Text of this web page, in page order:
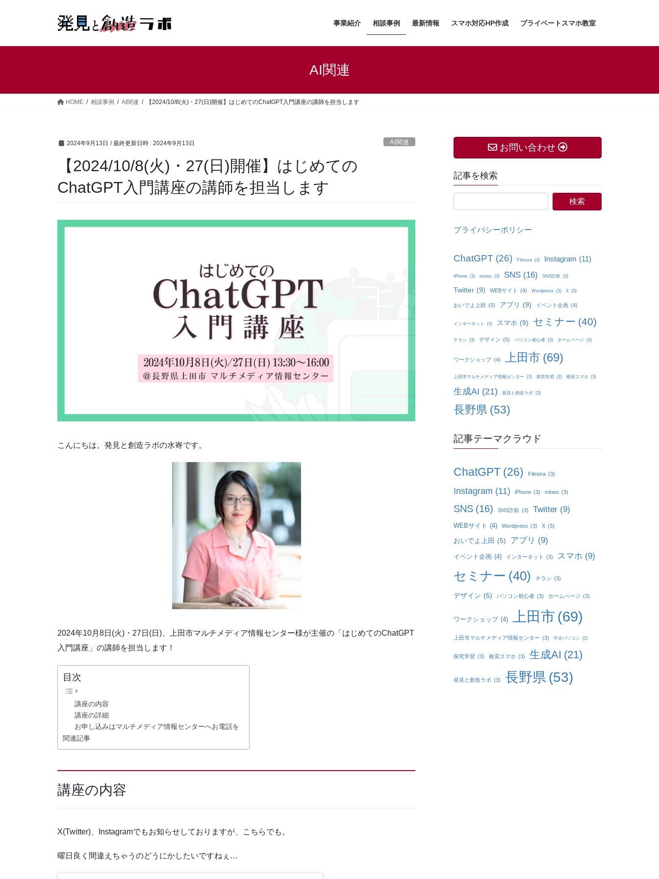
事業紹介 相談事例 最新情報 スマホ対応HP作成 プライベートスマホ教室
AI関連
HOME 相談事例 AI関連 【2024/10/8(火)・27(日)開催】はじめてのChatGPT入門講座の講師を担当します
2024年9月13日 / 最終更新日時 : 2024年9月13日 AI関連
【2024/10/8(火)・27(日)開催】はじめての
ChatGPT入門講座の講師を担当します
こんにちは。発見と創造ラボの水㟢です。
2024年10月8日(火)・27日(日)、上田市マルチメディア情報センター様が主催の「はじめてのChatGPT
入門講座」の講師を担当します！
目次
講座の内容
講座の詳細
お申し込みはマルチメディア情報センターへお電話を
関連記事
講座の内容
X(Twitter)、Instagramでもお知らせしておりますが、こちらでも。
曜日良く間違えちゃうのどうにかしたいですねぇ…
お問い合わせ
記事を検索
プライバシーポリシー
ChatGPT (26) Filmora (3) Instagram (11)
iPhone (3) mineo (3) SNS (16) SNS詐欺 (3)
Twitter (9) WEBサイト (4) Wordpress (3) X (3)
おいでよ上田 (5) アプリ (9) イベント企画 (4)
インターネット (3) スマホ (9) セミナー (40)
チラシ (3) デザイン (5) パソコン初心者 (3) ホームページ (3)
ワークショップ (4) 上田市 (69)
上田市マルチメディア情報センター (3) 探究学習 (3) 格安スマホ (3)
生成AI (21) 発見と創造ラボ (3)
長野県 (53)
記事テーマクラウド
ChatGPT (26) Filmora (3)
Instagram (11) iPhone (3) mineo (3)
SNS (16) SNS詐欺 (3) Twitter (9)
WEBサイト (4) Wordpress (3) X (3)
おいでよ上田 (5) アプリ (9)
イベント企画 (4) インターネット (3) スマホ (9)
セミナー (40) チラシ (3)
デザイン (5) パソコン初心者 (3) ホームページ (3)
ワークショップ (4) 上田市 (69)
上田市マルチメディア情報センター (3) 中古パソコン (2)
探究学習 (3) 格安スマホ (3) 生成AI (21)
発見と創造ラボ (3) 長野県 (53)